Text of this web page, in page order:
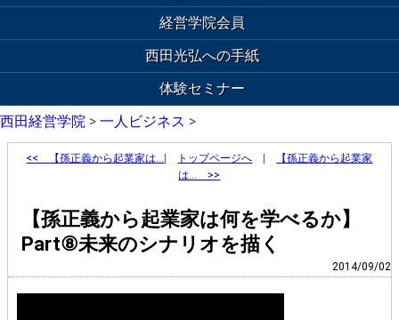
経営学院会員
西田光弘への手紙
体験セミナー
西田経営学院 > 一人ビジネス >
<< 【孫正義から起業家は… トップページへ
【孫正義から起業家
は… >>
【孫正義から起業家は何を学べるか】
Part⑧未来のシナリオを描く
2014/09/02